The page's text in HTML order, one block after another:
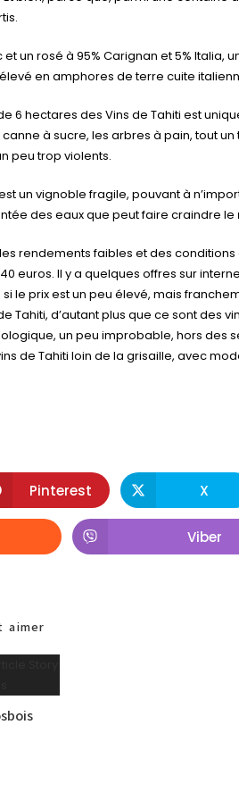
un rosé à 95% Carignan et 5% Italia,
en amphores de terre cuite
6 hectares des Vins de Tahiti est
à sucre, les arbres à pain, tout
peu trop violents.
un vignoble fragile, pouvant à
des eaux que peut faire craindre le
rendements faibles et des
euros. Il y a quelques offres sur
le prix est un peu élevé, mais
Tahiti, d’autant plus que ce sont des
un peu improbable, hors des
de Tahiti loin de la grisaille, avec
Pinterest X
Viber
aimer